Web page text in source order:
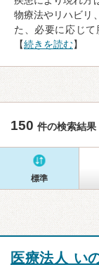
物療法やリハビリ
た、必要に応じ
【続きを読む】
150 件の検索結果
標準
医療法人 い